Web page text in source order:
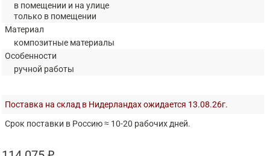
в помещении и на улице
только в помещении
Материал
композитные материалы
Особенности
ручной работы
Поставка на склад в Нидерландах ожидается 13.08.26г.
Срок поставки в Россию ≈ 10-20 рабочих дней.